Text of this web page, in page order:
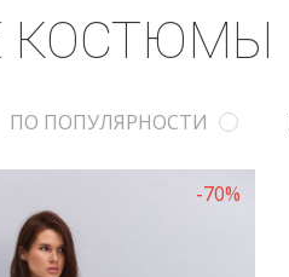
КОСТЮМЫ
ПО ПОПУЛЯРНОСТИ
-70%